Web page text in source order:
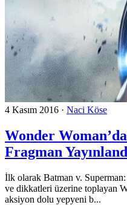
4 Kasım 2016 · Naci Köse
Wonder
Fragman
İlk olarak Batman v. Superman:
ve dikkatleri üzerine toplayan
aksiyon dolu yepyeni b...